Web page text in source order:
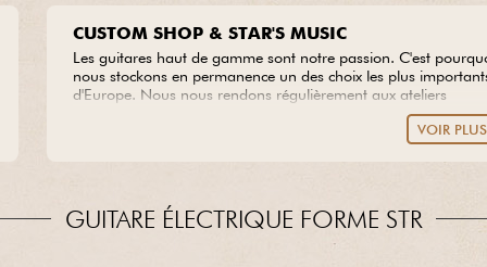
CUSTOM SHOP & STAR'S MUSIC
Les guitares haut de gamme sont notre passion. C'est
nous stockons en permanence un des choix les plus
d'Europe. Nous nous rendons régulièrement aux ateliers
Custom Shop des marques prestigieuses afin d'y sélectionner
plus belles pièces de bois disponibles, à partir desquelles nous
créons nos propres modèles. Vous rêvez d'une guitare hors du
commun ? Confiez-nous votre projet en toute sérénité.
VOIR PLUS
GUITARE ÉLECTRIQUE FORME STR